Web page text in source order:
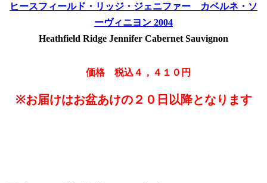
ヒースフィールド・リッジ・ ジェニファー カベルネ・ソ
ーヴィニヨン 2004
Heathfield Ridge Jennifer Cabernet Sauvignon
価格 税込４，４１０円
※お届けはお盆あけの２０日以降となります